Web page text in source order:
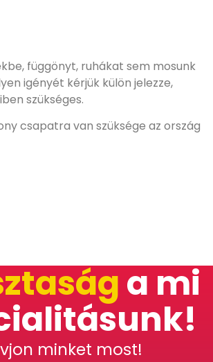
függönyt, ruhákat sem mosunk
igényét kérjük külön jelezze,
szükséges.
csapatra van szüksége az ország
a mi
minket most!